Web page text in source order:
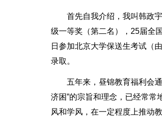
首先自我介绍，我叫韩政
级一等奖（第二名），25届全
日参加北京大学保送生考试（
录取。
五年来，昼锦教育福利会
济困”的宗旨和理念，已经常
风和学风，在一定程度上推动